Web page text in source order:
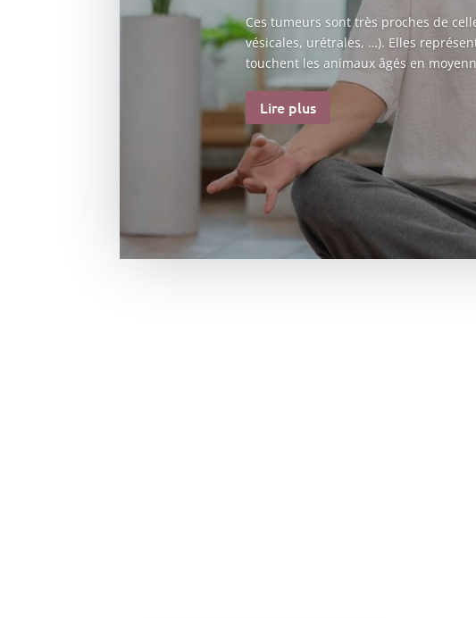
Ces tumeurs sont très proches de
vésicales, urétrales, …). Elles
touchent les animaux âgés en
Lire plus